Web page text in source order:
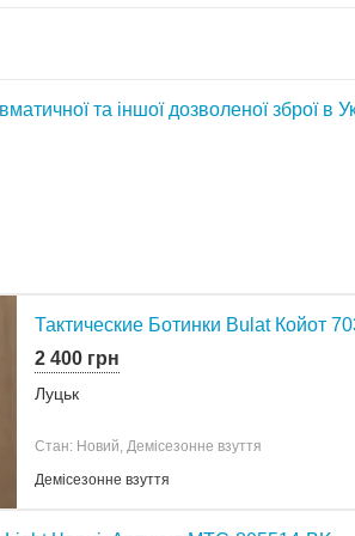
та іншої дозволеної зброї в
Тактические Ботинки Bulat Койот
2 400 грн
Луцьк
Стан: Новий, Демісезонне взуття
Демісезонне взуття